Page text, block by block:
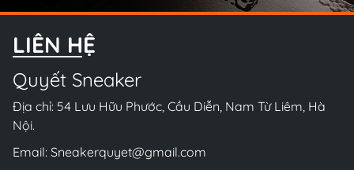
LIÊN HỆ
Quyết Sneaker
Địa chỉ: 54 Lưu Hữu Phước, Cầu Diễn, Nam Từ Liêm, Hà
Nội.
Email: Sneakerquyet@gmail.com